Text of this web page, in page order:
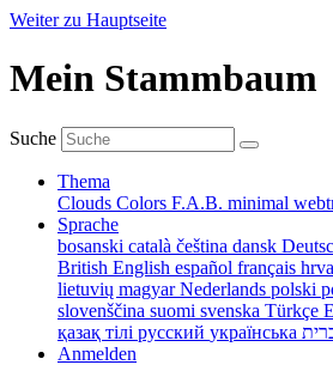
Weiter zu Hauptseite
Mein Stammbaum
Suche
Thema
Clouds Colors F.A.B. minimal
Sprache
bosanski català čeština dansk
British English español français
lietuvių magyarNederlands polski
slovenščina suomi svenska Türkçe
қазақ тілі русский українська
Anmelden